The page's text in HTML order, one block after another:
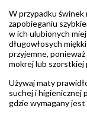
W przypadku świnek
zapobieganiu
w ich ulubionych
długowłosych
przyjemne,
mokrej lub szorstkiej
Używaj maty
suchej i higienicznej
gdzie wymagany